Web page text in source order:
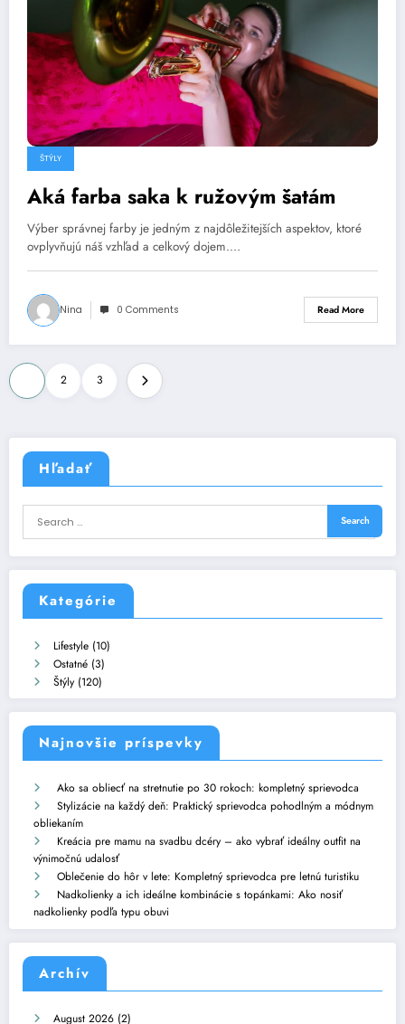
ŠTÝLY
Aká farba saka k ružovým šatám
Výber správnej farby je jedným z najdôležitejších aspektov, ktoré
ovplyvňujú náš vzhľad a celkový dojem.…
Nina 0 Comments Read More
Posts
pagination
2 3
Hľadať
Kategórie
Lifestyle (10)
Ostatné (3)
Štýly (120)
Najnovšie príspevky
Ako sa obliecť na stretnutie po 30 rokoch: kompletný sprievodca
Stylizácie na každý deň: Praktický sprievodca pohodlným a módnym
obliekaním
Kreácia pre mamu na svadbu dcéry – ako vybrať ideálny outfit na
výnimočnú udalosť
Oblečenie do hôr v lete: Kompletný sprievodca pre letnú turistiku
Nadkolienky a ich ideálne kombinácie s topánkami: Ako nosiť
nadkolienky podľa typu obuvi
Archív
August 2026 (2)